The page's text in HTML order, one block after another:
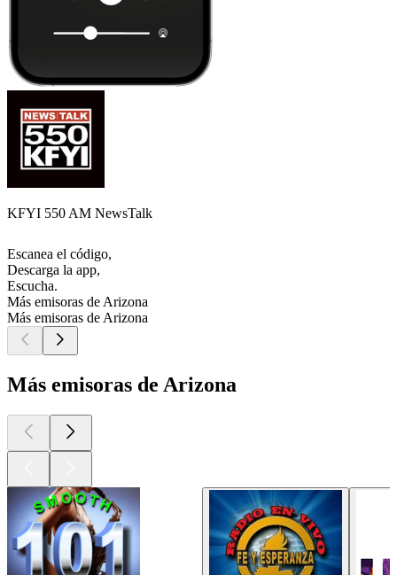
KFYI 550 AM NewsTalk
Escanea el código,
Descarga la app,
Escucha.
Más emisoras de Arizona
Más emisoras de Arizona
Más emisoras de Arizona